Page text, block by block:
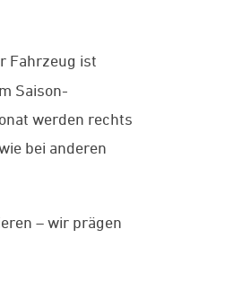
Fahrzeug ist
Saison-
werden rechts
bei anderen
– wir prägen